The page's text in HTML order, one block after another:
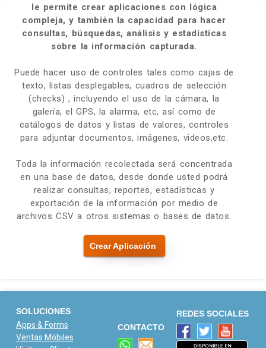
le permite crear aplicaciones con lógica
compleja, y también la capacidad para hacer
consultas, búsquedas, análisis y estadísticas
sobre la información capturada.
Puede hacer uso de controles tales como cajas de
texto, listas desplegables, cuadros de selección
(checks) , incluyendo el uso de la cámara, la
galería, el GPS, la alarma, etc, así como de
catálogos de datos y listas de valores, controles
para adjuntar documentos, imágenes, videos,etc.
Toda la información recolectada será concentrada
en una base de datos, desde donde usted podrá
realizar consultas, reportes, estadísticas y
exportación de la información por medio de
archivos CSV a otros sistemas o bases de datos.
Crear Aplicación
SOLUCIONES
Apps & Forms
Ventas Móbiles
CONTACTO
REDES SOCIALES